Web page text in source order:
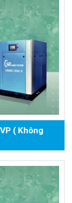
( Không